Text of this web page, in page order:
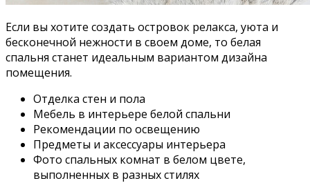
Если вы хотите создать островок релакса, уюта и
бесконечной нежности в своем доме, то белая
спальня станет идеальным вариантом дизайна
помещения.
Отделка стен и пола
Мебель в интерьере белой спальни
Рекомендации по освещению
Предметы и аксессуары интерьера
Фото спальных комнат в белом цвете,
выполненных в разных стилях